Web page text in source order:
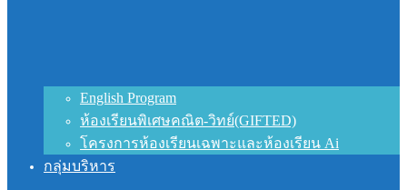
English Program
ห้องเรียนพิเศษคณิต-วิทย์(GIFTED)
โครงการห้องเรียนเฉพาะและห้องเรียน Ai
กลุ่มบริหาร